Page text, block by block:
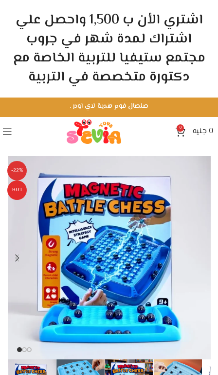
.صلصال فوم هدية لاي اودر
0 0 جنيه
-22%
HOT
اشتري الأن ب 1,500 واحصل علي
اشتراك لمدة شهر في جروب
مجتمع ستيفيا للتربية الخاصة مع
دكتورة متخصصة في التربية